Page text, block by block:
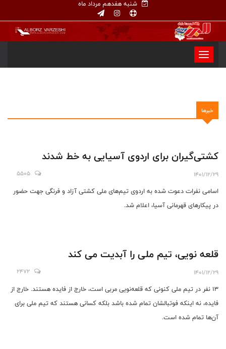
شنبه هفدهم مرداد ماه
خبرها
کشتی‌گیران برای اردوی آسیایی به خط شدند
1401/12/29
5505
اسامی نفرات دعوت شده به اردوی تیم‌های ملی کشتی آزاد و فرنگی جهت حضور
در پیکارهای قهرمانی آسیا، اعلام شد.
قلعه نویی، تیم ملی را آبدیت می کند
1401/12/29
2472
۱۳ نفر در تیم ملی کنونی که قلعه‌نویی مربی است، خارج از فایده هستند. خارج از
فایده، نه اینکه فوتبالشان تمام شده باشد بلکه کسانی هستند که تیم ملی برای
آن‌ها تمام شده است.